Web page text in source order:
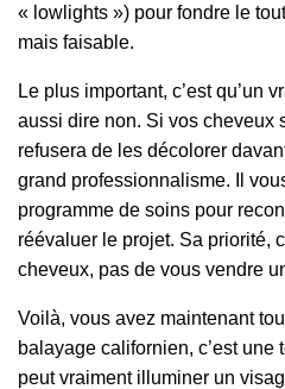
« lowlights ») pour fondre le
mais faisable.
Le plus important, c’est qu’un
aussi dire non. Si vos cheveux
refusera de les décolorer
grand professionnalisme. Il
programme de soins pour
réévaluer le projet. Sa priorité,
cheveux, pas de vous vendre
Voilà, vous avez maintenant
balayage californien, c’est
peut vraiment illuminer un